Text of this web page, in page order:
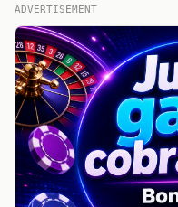
ADVERTISEMENT